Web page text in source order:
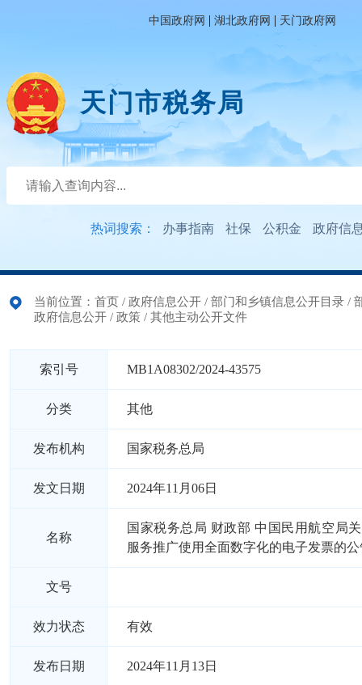
中国政府网 | 湖北政府网 | 天门政府网
天门市税务局
热词搜索： 办事指南 社保 公积金 政府信
当前位置： 首页 / 政府信息公开 / 部门和乡镇信息公开目录 /
政府信息公开 / 政策 / 其他主动公开文件
索引号 MB1A08302/2024-43575
分类 其他
发布机构 国家税务总局
发文日期 2024年11月06日
名称
国家税务总局 财政部 中国民用航空局
服务推广使用全面数字化的电子发票的公
文号
效力状态 有效
发布日期 2024年11月13日